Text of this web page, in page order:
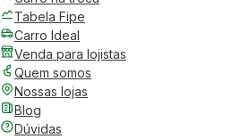
Tabela Fipe
Carro Ideal
Venda para lojistas
Quem somos
Nossas lojas
Blog
Dúvidas